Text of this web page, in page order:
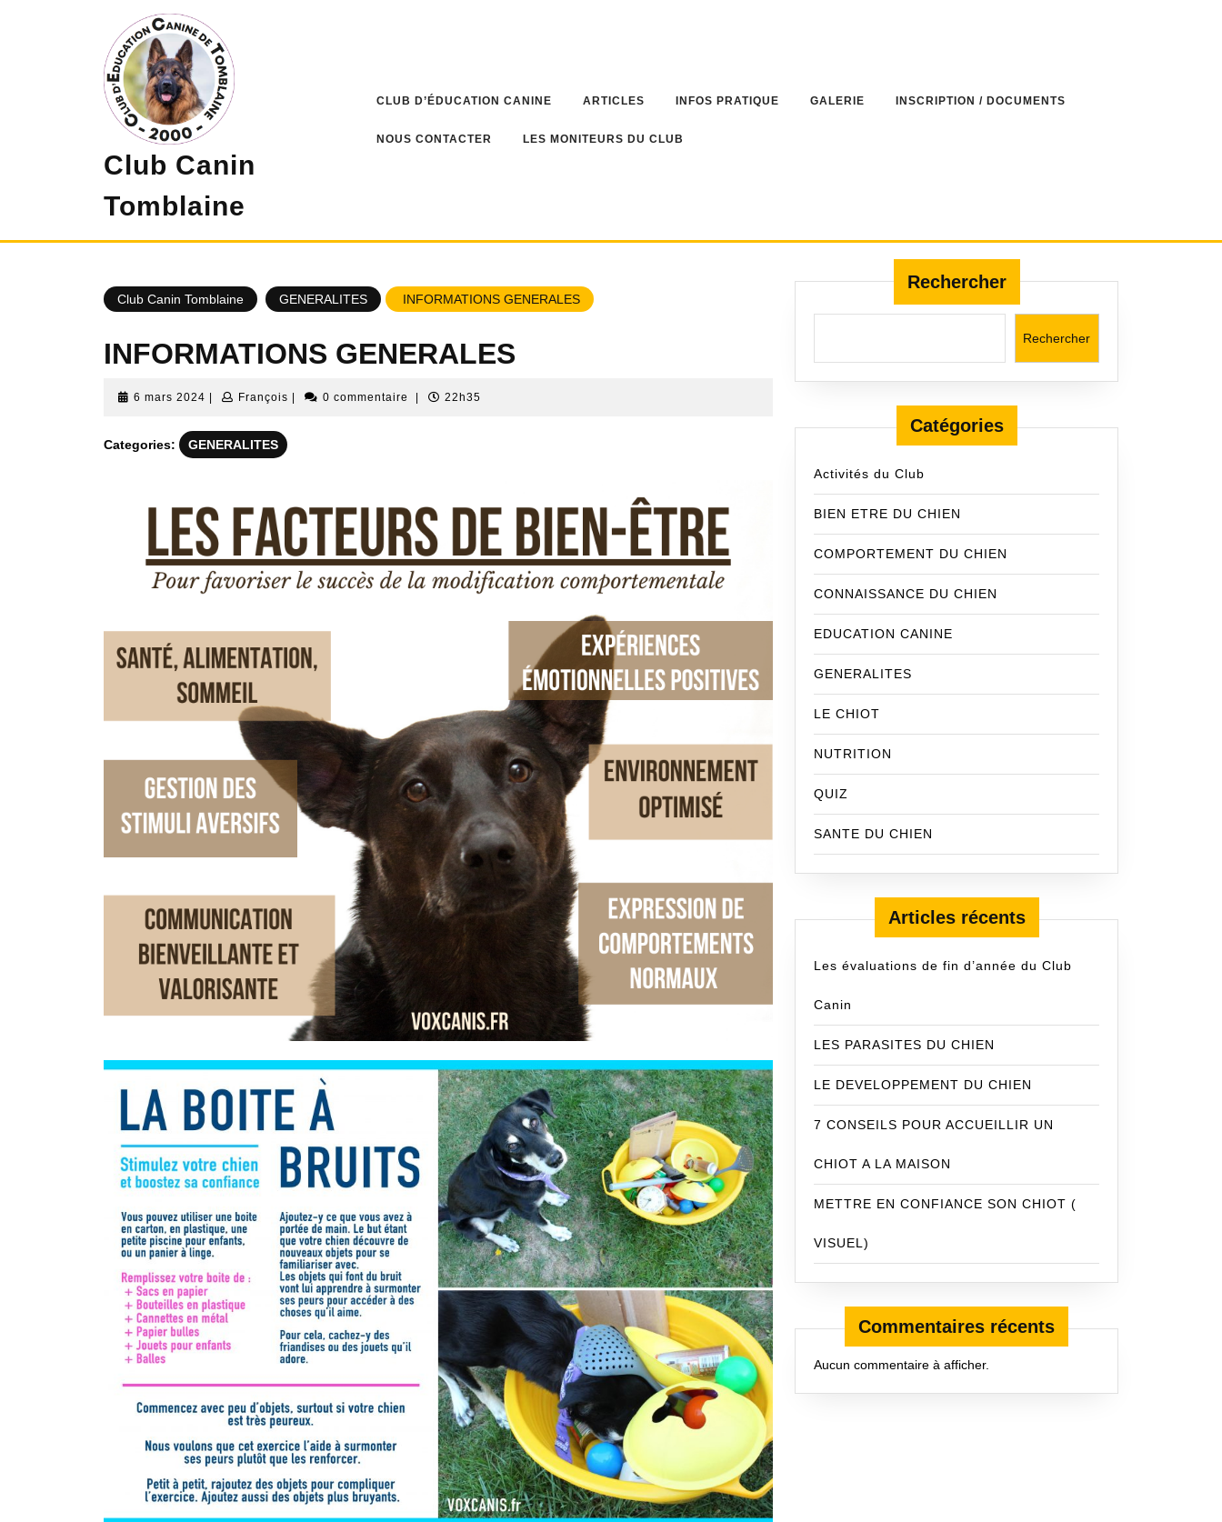
Club Canin
Tomblaine
CLUB D’ÉDUCATION CANINE ARTICLES INFOS PRATIQUE GALERIE INSCRIPTION / DOCUMENTS
NOUS CONTACTER LES MONITEURS DU CLUB
Club Canin Tomblaine GENERALITES INFORMATIONS GENERALES
INFORMATIONS GENERALES
6 mars 2024 6
François François0 commentaire 22h35
Categories: GENERALITES
Rechercher
Rechercher
Catégories
Activités du Club
BIEN ETRE DU CHIEN
COMPORTEMENT DU CHIEN
CONNAISSANCE DU CHIEN
EDUCATION CANINE
GENERALITES
LE CHIOT
NUTRITION
QUIZ
SANTE DU CHIEN
Articles récents
Les évaluations de fin d’année du Club
Canin
LES PARASITES DU CHIEN
LE DEVELOPPEMENT DU CHIEN
7 CONSEILS POUR ACCUEILLIR UN
CHIOT A LA MAISON
METTRE EN CONFIANCE SON CHIOT (
VISUEL)
Commentaires récents
Aucun commentaire à afficher.